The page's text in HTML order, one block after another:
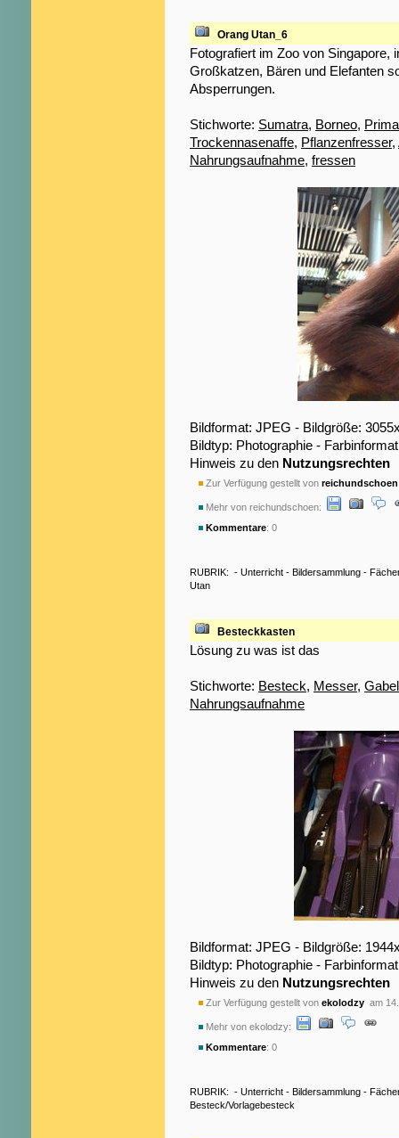
Orang Utan_6
Fotografiert im Zoo von Singapore,
Großkatzen, Bären und Elefanten
Absperrungen.
Stichworte: Sumatra, Borneo,
Trockennasenaffe, Pflanzenfresser,
Nahrungsaufnahme, fressen
Bildformat: JPEG - Bildgröße:
Bildtyp: Photographie -
Hinweis zu den Nutzungsrechten
Zur Verfügung gestellt von reichundschoen
Mehr von reichundschoen:
Kommentare: 0
RUBRIK: - Unterricht - Bildersammlung -
Utan
Besteckkasten
Lösung zu was ist das
Stichworte: Besteck, Messer, Gabel
Nahrungsaufnahme
Bildformat: JPEG - Bildgröße:
Bildtyp: Photographie -
Hinweis zu den Nutzungsrechten
Zur Verfügung gestellt von ekolodzy am
Mehr von ekolodzy:
Kommentare: 0
RUBRIK: - Unterricht - Bildersammlung -
Besteck/Vorlagebesteck